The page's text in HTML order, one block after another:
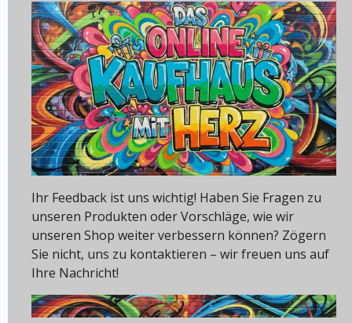
Ihr Feedback ist uns wichtig! Haben Sie Fragen zu
unseren Produkten oder Vorschläge, wie wir
unseren Shop weiter verbessern können? Zögern
Sie nicht, uns zu kontaktieren – wir freuen uns auf
Ihre Nachricht!